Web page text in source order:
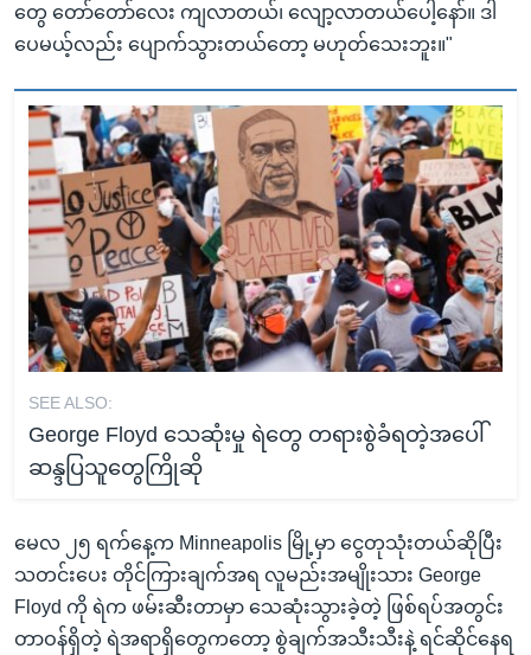
တွေ တော်တော်လေး ကျလာတယ်၊ လျော့လာတယ်ပေါ့နော်။ ဒါ
ပေမယ့်လည်း ပျောက်သွားတယ်တော့ မဟုတ်သေးဘူး။"
SEE ALSO:
George Floyd သေဆုံးမှု ရဲတွေ တရားစွဲခံရတဲ့အပေါ်
ဆန္ဒပြသူတွေကြိုဆို
မေလ ၂၅ ရက်နေ့က Minneapolis မြို့မှာ ငွေတုသုံးတယ်ဆိုပြီး
သတင်းပေး တိုင်ကြားချက်အရ လူမည်းအမျိုးသား George
Floyd ကို ရဲက ဖမ်းဆီးတာမှာ သေဆုံးသွားခဲ့တဲ့ ဖြစ်ရပ်အတွင်း
တာဝန်ရှိတဲ့ ရဲအရာရှိတွေကတော့ စွဲချက်အသီးသီးနဲ့ ရင်ဆိုင်နေရ